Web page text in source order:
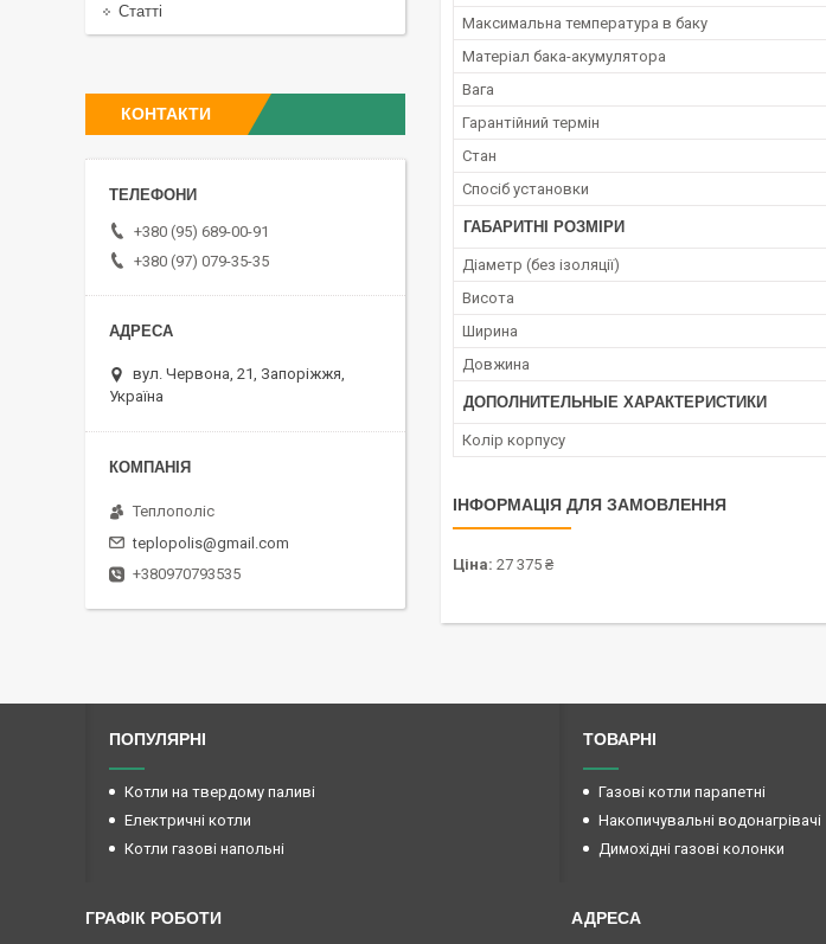
Максимальна температура в баку
Матеріал бака-акумулятора
Вага
Гарантійний термін
Стан
Спосіб установки
ГАБАРИТНІ РОЗМІРИ
Діаметр (без ізоляції)
Висота
Ширина
Довжина
ДОПОЛНИТЕЛЬНЫЕ ХАРАКТЕРИСТИКИ
Колір корпусу
ІНФОРМАЦІЯ ДЛЯ ЗАМОВЛЕННЯ
Ціна: 27 375 ₴
Статті
КОНТАКТИ
+380 (95) 689-00-91
+380 (97) 079-35-35
вул. Червона, 21, Запоріжжя,
Україна
Теплополіс
teplopolis@gmail.com
+380970793535
ПОПУЛЯРНІ
Котли на твердому паливі
Електричні котли
Котли газові напольні
ТОВАРНІ
Газові котли парапетні
Накопичувальні водонагрівачі
Димохідні газові колонки
ГРАФІК РОБОТИ